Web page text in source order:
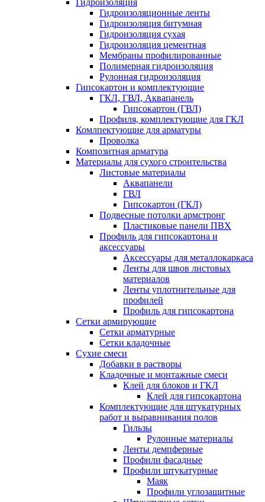
Гидроизоляция
Гидроизоляционные ленты
Гидроизоляция битумная
Гидроизоляция сухая
Гидроизоляция цементная
Мембраны профилированные
Полимерная гидроизоляция
Рулонная гидроизоляция
Гипсокартон и комплектующие
ГКЛ, ГВЛ, Аквапанель
Гипсокартон (ГВЛ)
Профиля, комплектующие для ГКЛ
Комлпектующие для арматуры
Проволка
Композитная арматура
Материалы для сухого строительства
Листовые материалы
Аквапанели
ГВЛ
Гипсокартон (ГКЛ)
Подвесные потолки армстронг
Пластиковые панели ПВХ
Профиль для гипсокартона и
аксессуары
Аксессуары для металлокаркаса
Ленты для швов листовых
материалов
Ленты уплотнительные для
профилей
Профиль для гипсокартона
Сетки армирующие
Сетки арматурные
Сетки кладочные
Сухие смеси
Добавки в растворы
Кладочные и монтажные смеси
Клей для блоков и ГКЛ
Клей для гипсокартона
Комплектующие для штукатурных
работ и выравнивания полов
Гильзы
Рулонные материалы
Ленты демпферные
Профили фасадные
Профили штукатурные
Маяк
Профили углозащитные